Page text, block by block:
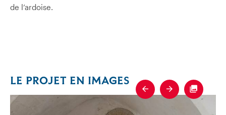
de l’ardoise.
LE PROJET EN IMAGES
Previous
Next